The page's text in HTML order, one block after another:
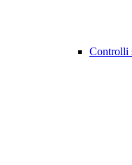
Controlli